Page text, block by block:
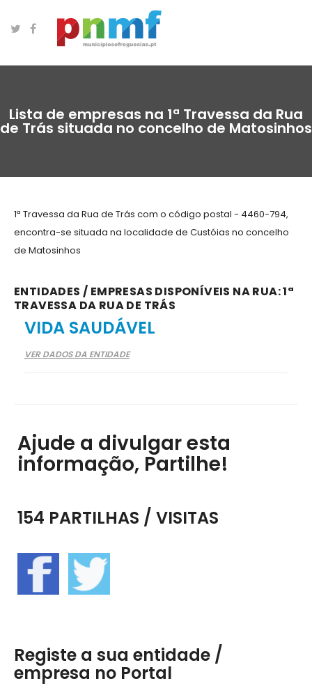
Lista de empresas na 1ª Travessa da Rua
de Trás situada no concelho de Matosinhos
1ª Travessa da Rua de Trás com o código postal - 4460-794,
encontra-se situada na localidade de Custóias no concelho
de Matosinhos
ENTIDADES / EMPRESAS DISPONÍVEIS NA RUA: 1ª
TRAVESSA DA RUA DE TRÁS
VIDA SAUDÁVEL
VER DADOS DA ENTIDADE
Ajude a divulgar esta
informação, Partilhe!
154 PARTILHAS / VISITAS
Registe a sua entidade /
empresa no Portal